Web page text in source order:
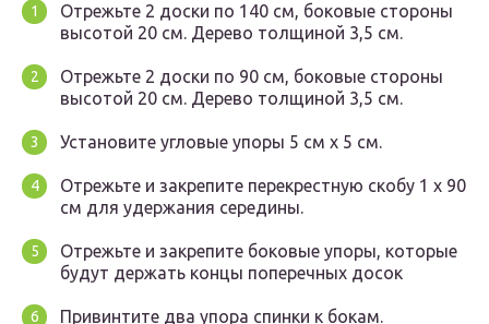
Отрежьте 2 доски по 140 см, боковые стороны
высотой 20 см. Дерево толщиной 3,5 см.
Отрежьте 2 доски по 90 см, боковые стороны
высотой 20 см. Дерево толщиной 3,5 см.
Установите угловые упоры 5 см х 5 см.
Отрежьте и закрепите перекрестную скобу 1 x 90
см для удержания середины.
Отрежьте и закрепите боковые упоры, которые
будут держать концы поперечных досок
Привинтите два упора спинки к бокам.